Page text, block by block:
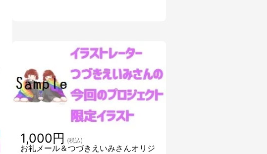
お礼メール＆つづきえいみさんオリジ
1,000円 (税込)